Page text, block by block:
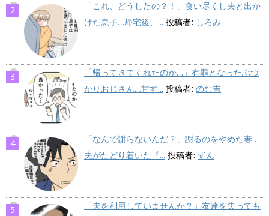
「これ、どうしたの？！」食い尽くし夫と出か
けた息子…帰宅後、... 投稿者: しろみ
「帰ってきてくれたのか…」有罪となったぶつ
かりおじさん…甘す... 投稿者: のむ吉
「なんで謝らないんだ？」謝るのをやめた妻…
夫がたどり着いた『... 投稿者: ずん
「夫を利用していませんか？」友達を失っても